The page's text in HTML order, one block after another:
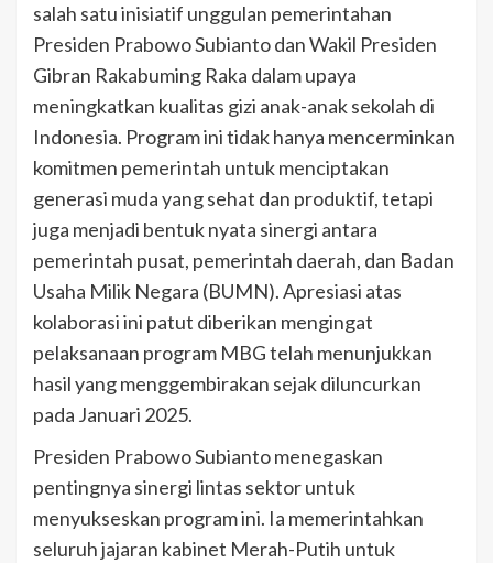
salah satu inisiatif unggulan pemerintahan
Presiden Prabowo Subianto dan Wakil Presiden
Gibran Rakabuming Raka dalam upaya
meningkatkan kualitas gizi anak-anak sekolah di
Indonesia. Program ini tidak hanya mencerminkan
komitmen pemerintah untuk menciptakan
generasi muda yang sehat dan produktif, tetapi
juga menjadi bentuk nyata sinergi antara
pemerintah pusat, pemerintah daerah, dan Badan
Usaha Milik Negara (BUMN). Apresiasi atas
kolaborasi ini patut diberikan mengingat
pelaksanaan program MBG telah menunjukkan
hasil yang menggembirakan sejak diluncurkan
pada Januari 2025.
Presiden Prabowo Subianto menegaskan
pentingnya sinergi lintas sektor untuk
menyukseskan program ini. Ia memerintahkan
seluruh jajaran kabinet Merah-Putih untuk